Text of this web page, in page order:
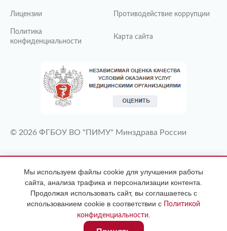
Лицензии Противодействие коррупции
Политика
конфиденциальности
Карта сайта
© 2026 ФГБОУ ВО "ПИМУ" Минздрава России
ИМЕЮТСЯ ПРОТИВОПОКАЗАНИЯ
НЕОБХОДИМА КОНСУЛЬТАЦИЯ
СПЕЦИАЛИСТА
Мы используем файлы cookie для улучшения работы
сайта, анализа трафика и персонализации контента.
Продолжая использовать сайт, вы соглашаетесь с
использованием cookie в соответствии с
Политикой
конфиденциальности